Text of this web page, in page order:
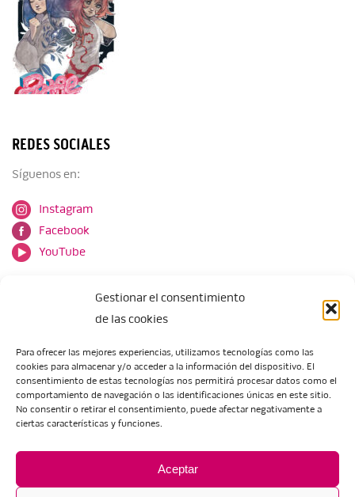
Gestionar el consentimiento
de las cookies
Para ofrecer las mejores experiencias, utilizamos tecnologías como las
cookies para almacenar y/o acceder a la información del dispositivo. El
consentimiento de estas tecnologías nos permitirá procesar datos como el
comportamiento de navegación o las identificaciones únicas en este sitio.
No consentir o retirar el consentimiento, puede afectar negativamente a
ciertas características y funciones.
Aceptar
REDES SOCIALES
Síguenos en:
Instagram
Facebook
YouTube
Escuela de Arte de Zaragoza
María Zambrano, 5
50018 Zaragoza
eartezaragoza@educa.aragon.es